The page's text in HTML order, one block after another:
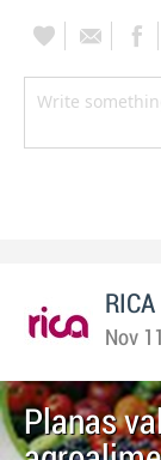
RICA
Nov
Planas